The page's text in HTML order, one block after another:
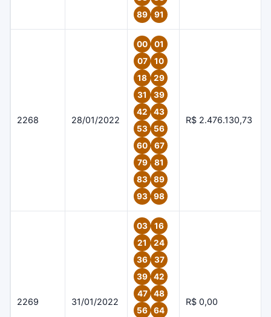
89
91
2268 28/01/2022
00
01
07
10
18
29
31
39
42
43
53
56
60
67
79
81
83
89
93
98
R$ 2.476.130,73
2269 31/01/2022
03
16
21
24
36
37
39
42
47
48
56
64
R$ 0,00